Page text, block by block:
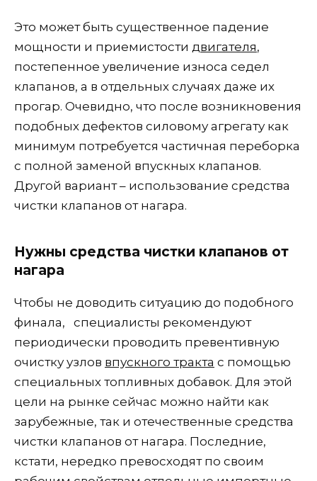
Это может быть существенное падение
мощности и приемистости двигателя,
постепенное увеличение износа седел
клапанов, а в отдельных случаях даже их
прогар. Очевидно, что после возникновения
подобных дефектов силовому агрегату как
минимум потребуется частичная переборка
с полной заменой впускных клапанов.
Другой вариант – использование средства
чистки клапанов от нагара.
Нужны средства чистки клапанов от
нагара
Чтобы не доводить ситуацию до подобного
финала, специалисты рекомендуют
периодически проводить превентивную
очистку узлов впускного тракта с помощью
специальных топливных добавок. Для этой
цели на рынке сейчас можно найти как
зарубежные, так и отечественные средства
чистки клапанов от нагара. Последние,
кстати, нередко превосходят по своим